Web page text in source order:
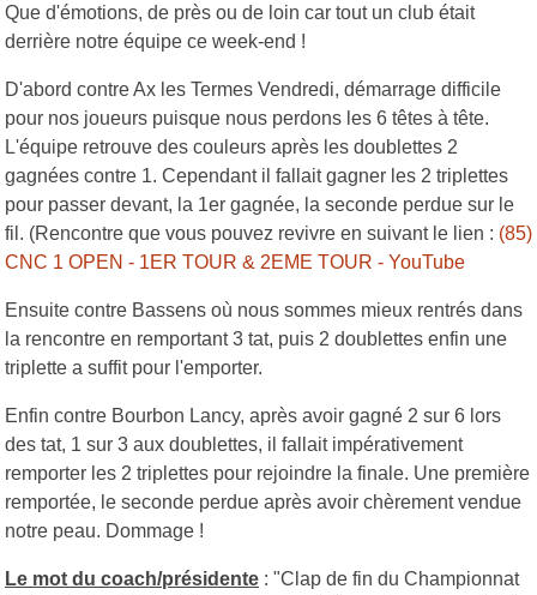
Que d'émotions, de près ou de loin car tout un club était
derrière notre équipe ce week-end !
D'abord contre Ax les Termes Vendredi, démarrage difficile
pour nos joueurs puisque nous perdons les 6 têtes à tête.
L'équipe retrouve des couleurs après les doublettes 2
gagnées contre 1. Cependant il fallait gagner les 2 triplettes
pour passer devant, la 1er gagnée, la seconde perdue sur le
fil. (Rencontre que vous pouvez revivre en suivant le lien : (85)
CNC 1 OPEN - 1ER TOUR & 2EME TOUR - YouTube
Ensuite contre Bassens où nous sommes mieux rentrés dans
la rencontre en remportant 3 tat, puis 2 doublettes enfin une
triplette a suffit pour l'emporter.
Enfin contre Bourbon Lancy, après avoir gagné 2 sur 6 lors
des tat, 1 sur 3 aux doublettes, il fallait impérativement
remporter les 2 triplettes pour rejoindre la finale. Une première
remportée, le seconde perdue après avoir chèrement vendue
notre peau. Dommage !
Le mot du coach/présidente : "Clap de fin du Championnat